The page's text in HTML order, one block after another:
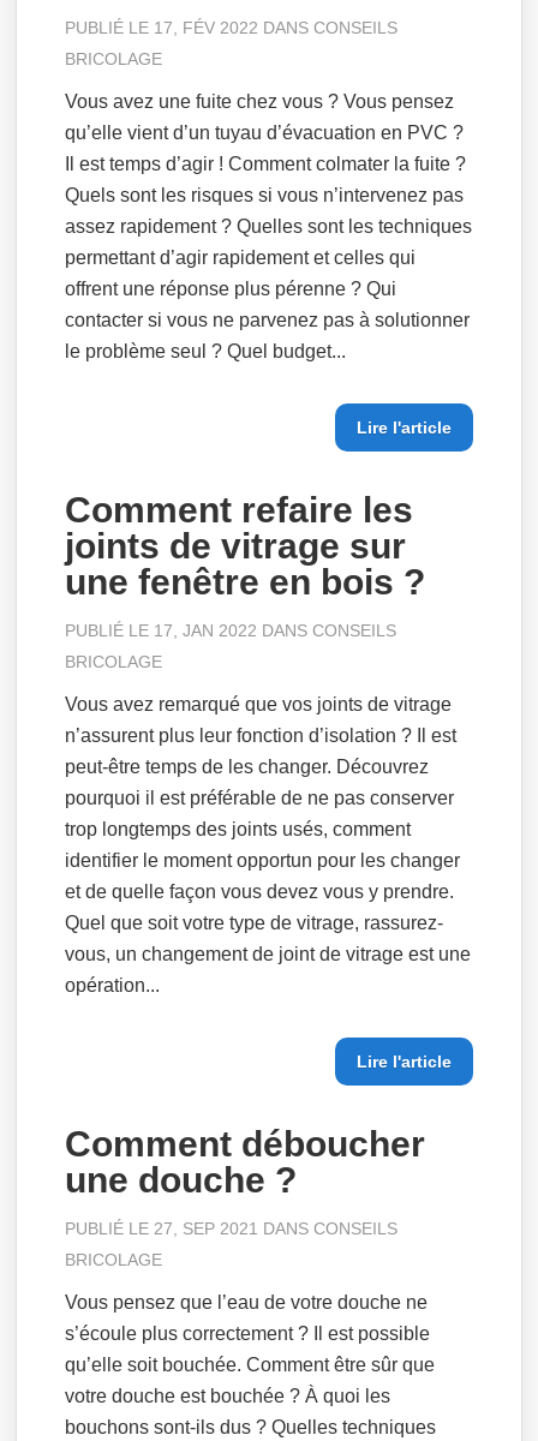
PUBLIÉ LE 17, FÉV 2022 DANSCONSEILS
BRICOLAGE
Vous avez une fuite chez vous ? Vous pensez
qu’elle vient d’un tuyau d’évacuation en PVC ?
Il est temps d’agir ! Comment colmater la fuite ?
Quels sont les risques si vous n’intervenez pas
assez rapidement ? Quelles sont les techniques
permettant d’agir rapidement et celles qui
offrent une réponse plus pérenne ? Qui
contacter si vous ne parvenez pas à solutionner
le problème seul ? Quel budget...
Lire l'article
Comment refaire les
joints de vitrage sur
une fenêtre en bois ?
PUBLIÉ LE 17, JAN 2022 DANSCONSEILS
BRICOLAGE
Vous avez remarqué que vos joints de vitrage
n’assurent plus leur fonction d’isolation ? Il est
peut-être temps de les changer. Découvrez
pourquoi il est préférable de ne pas conserver
trop longtemps des joints usés, comment
identifier le moment opportun pour les changer
et de quelle façon vous devez vous y prendre.
Quel que soit votre type de vitrage, rassurez-
vous, un changement de joint de vitrage est une
opération...
Lire l'article
Comment déboucher
une douche ?
PUBLIÉ LE 27, SEP 2021 DANSCONSEILS
BRICOLAGE
Vous pensez que l’eau de votre douche ne
s’écoule plus correctement ? Il est possible
qu’elle soit bouchée. Comment être sûr que
votre douche est bouchée ? À quoi les
bouchons sont-ils dus ? Quelles techniques